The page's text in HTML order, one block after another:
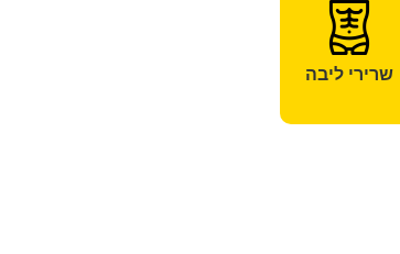
שרירי ליבה